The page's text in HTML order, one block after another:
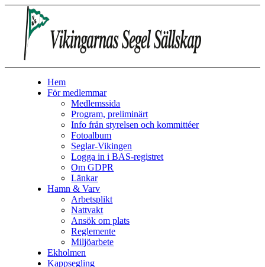
Hem
För medlemmar
Medlemssida
Program, preliminärt
Info från styrelsen och kommittéer
Fotoalbum
Seglar-Vikingen
Logga in i BAS-registret
Om GDPR
Länkar
Hamn & Varv
Arbetsplikt
Nattvakt
Ansök om plats
Reglemente
Miljöarbete
Ekholmen
Kappsegling